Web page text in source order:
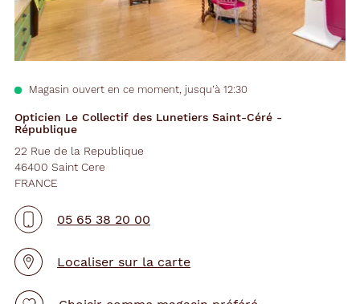
Opticien Le Collectif des Lunetiers Saint-Céré -
République
Magasin ouvert en ce moment, jusqu’à 12:30
22 Rue de la Republique
46400 Saint Cere
FRANCE
05 65 38 20 00
Localiser sur la carte